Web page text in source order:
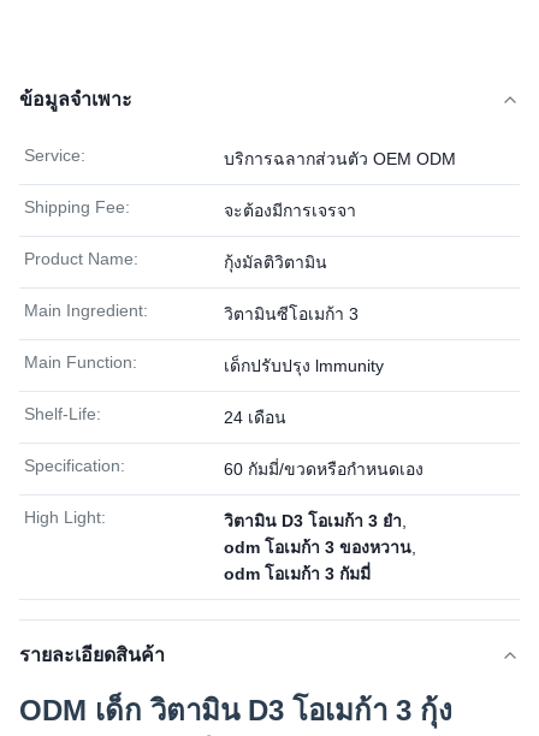
ข้อมูลจำเพาะ
Service: บริการฉลากส่วนตัว OEM ODM
Shipping Fee: จะต้องมีการเจรจา
Product Name: กุ้งมัลติวิตามิน
Main Ingredient: วิตามินซีโอเมก้า 3
Main Function: เด็กปรับปรุง lmmunity
Shelf-Life: 24 เดือน
Specification: 60 กัมมี่/ขวดหรือกำหนดเอง
High Light: วิตามิน D3 โอเมก้า 3 ยํา
odm โอเมก้า 3 ของหวาน
odm โอเมก้า 3 กัมมี่
รายละเอียดสินค้า
ODM เด็ก วิตามิน D3 โอเมก้า 3 กุ้ง